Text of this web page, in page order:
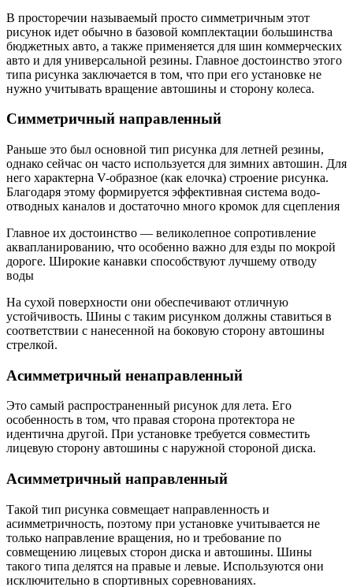
В просторечии называемый просто симметричным этот
рисунок идет обычно в базовой комплектации большинства
бюджетных авто, а также применяется для шин коммерческих
авто и для универсальной резины. Главное достоинство этого
типа рисунка заключается в том, что при его установке не
нужно учитывать вращение автошины и сторону колеса.
Симметричный направленный
Раньше это был основной тип рисунка для летней резины,
однако сейчас он часто используется для зимних автошин. Для
него характерна V-образное (как елочка) строение рисунка.
Благодаря этому формируется эффективная система водо-
отводных каналов и достаточно много кромок для сцепления
Главное их достоинство — великолепное сопротивление
аквапланированию, что особенно важно для езды по мокрой
дороге. Широкие канавки способствуют лучшему отводу
воды
На сухой поверхности они обеспечивают отличную
устойчивость. Шины с таким рисунком должны ставиться в
соответствии с нанесенной на боковую сторону автошины
стрелкой.
Асимметричный ненаправленный
Это самый распространенный рисунок для лета. Его
особенность в том, что правая сторона протектора не
идентична другой. При установке требуется совместить
лицевую сторону автошины с наружной стороной диска.
Асимметричный направленный
Такой тип рисунка совмещает направленность и
асимметричность, поэтому при установке учитывается не
только направление вращения, но и требование по
совмещению лицевых сторон диска и автошины. Шины
такого типа делятся на правые и левые. Используются они
исключительно в спортивных соревнованиях.